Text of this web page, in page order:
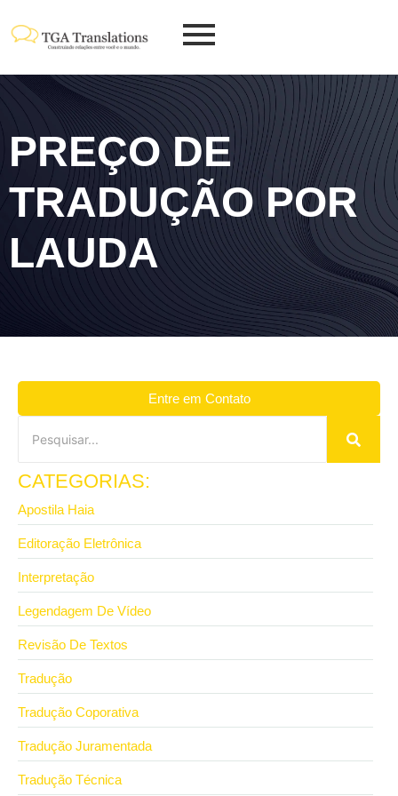
PREÇO DE
TRADUÇÃO POR
LAUDA
Entre em Contato
CATEGORIAS:
Apostila Haia
Editoração Eletrônica
Interpretação
Legendagem De Vídeo
Revisão De Textos
Tradução
Tradução Coporativa
Tradução Juramentada
Tradução Técnica